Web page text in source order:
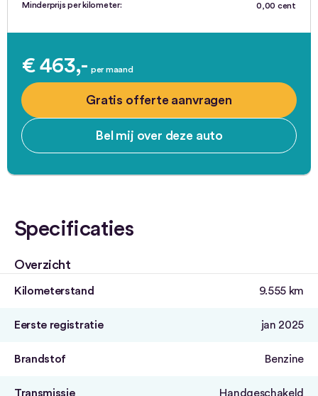
Minderprijs per kilometer:
0,00 cent
€ 463,- per maand
Gratis offerte aanvragen
Bel mij over deze auto
Specificaties
Overzicht
Kilometerstand 9.555 km
Eerste registratie jan 2025
Brandstof Benzine
Transmissie Handgeschakeld